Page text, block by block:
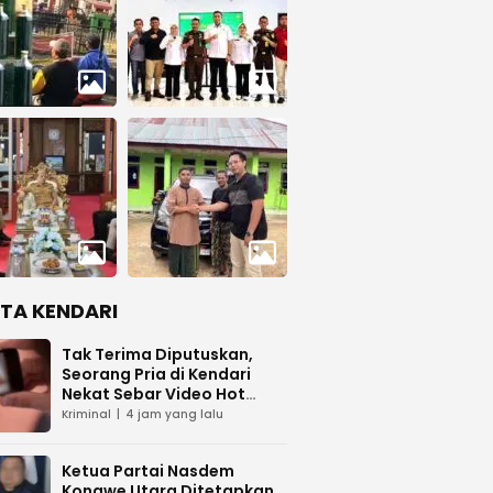
KENDARI
Tak Terima Diputuskan,
Seorang Pria di Kendari
Nekat Sebar Video Hot
Pacar
Kriminal 4 jam yang lalu
Ketua Partai Nasdem